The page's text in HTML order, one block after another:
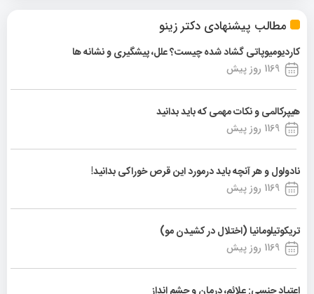
مطالب پیشنهادی دکتر زینو
کاردیومیوپاتی گشاد شده چیست؟ علل، پیشگیری و نشانه ها
1169 روز پیش
هیپرکالمی و نکات مهمی که باید بدانید
1169 روز پیش
نادولول و هر آنچه باید درمورد این قرص خوراکی بدانید!
1169 روز پیش
تریکوتیلومانیا (اختلال در کشیدن مو)
1169 روز پیش